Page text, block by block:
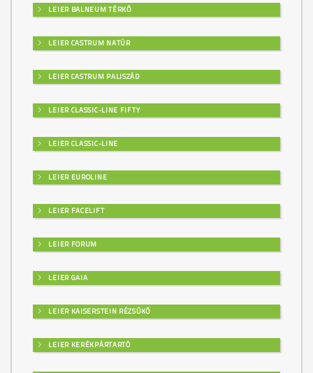
LEIER BALNEUM TÉRKŐ
LEIER CASTRUM NATÚR
LEIER CASTRUM PALISZÁD
LEIER CLASSIC-LINE FIFTY
LEIER CLASSIC-LINE
LEIER EUROLINE
LEIER FACELIFT
LEIER FORUM
LEIER GAIA
LEIER KAISERSTEIN RÉZSŰKŐ
LEIER KERÉKPÁRTARTÓ